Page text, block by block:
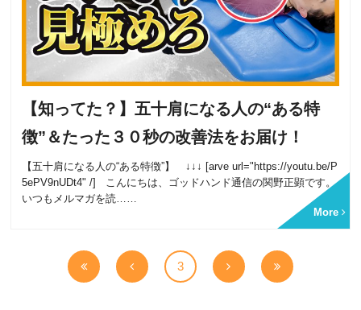
【知ってた？】五十肩になる人の“ある特
徴”＆たった３０秒の改善法をお届け！
【五十肩になる人の“ある特徴”】 ↓↓↓ [arve url="https://youtu.be/P
5ePV9nUDt4" /] こんにちは、ゴッドハンド通信の関野正顕です。
いつもメルマガを読……
More
3